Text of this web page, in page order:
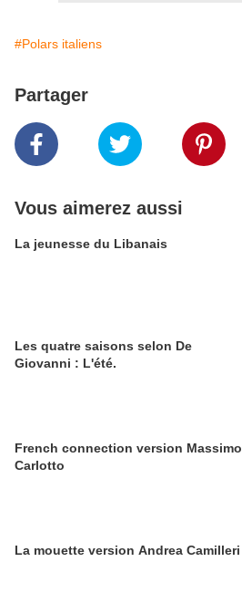
#Polars italiens
Partager
Vous aimerez aussi
La jeunesse du Libanais
Les quatre saisons selon De
Giovanni : L'été.
French connection version Massimo
Carlotto
La mouette version Andrea Camilleri